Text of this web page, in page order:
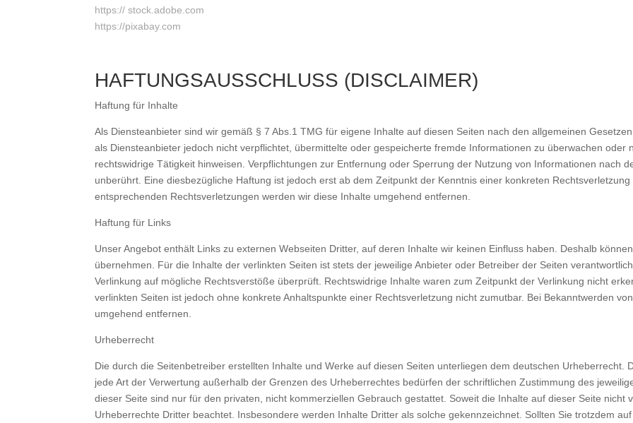
https:// stock.adobe.com
https://pixabay.com
HAFTUNGSAUSSCHLUSS (DISCLAIMER)
Haftung für Inhalte
Als Diensteanbieter sind wir gemäß § 7 Abs.1 TMG für eigene Inhalte auf diesen Seiten nach den allgemeinen
als Diensteanbieter jedoch nicht verpflichtet, übermittelte oder gespeicherte fremde Informationen zu überwachen oder
rechtswidrige Tätigkeit hinweisen. Verpflichtungen zur Entfernung oder Sperrung der Nutzung von Informationen nach
unberührt. Eine diesbezügliche Haftung ist jedoch erst ab dem Zeitpunkt der Kenntnis einer konkreten
entsprechenden Rechtsverletzungen werden wir diese Inhalte umgehend entfernen.
Haftung für Links
Unser Angebot enthält Links zu externen Webseiten Dritter, auf deren Inhalte wir keinen Einfluss haben. Deshalb
übernehmen. Für die Inhalte der verlinkten Seiten ist stets der jeweilige Anbieter oder Betreiber der Seiten
Verlinkung auf mögliche Rechtsverstöße überprüft. Rechtswidrige Inhalte waren zum Zeitpunkt der Verlinkung nicht
verlinkten Seiten ist jedoch ohne konkrete Anhaltspunkte einer Rechtsverletzung nicht zumutbar. Bei Bekanntwerden
umgehend entfernen.
Urheberrecht
Die durch die Seitenbetreiber erstellten Inhalte und Werke auf diesen Seiten unterliegen dem deutschen Urheberrecht.
jede Art der Verwertung außerhalb der Grenzen des Urheberrechtes bedürfen der schriftlichen Zustimmung des
dieser Seite sind nur für den privaten, nicht kommerziellen Gebrauch gestattet. Soweit die Inhalte auf dieser Seite nicht
Urheberrechte Dritter beachtet. Insbesondere werden Inhalte Dritter als solche gekennzeichnet. Sollten Sie trotzdem